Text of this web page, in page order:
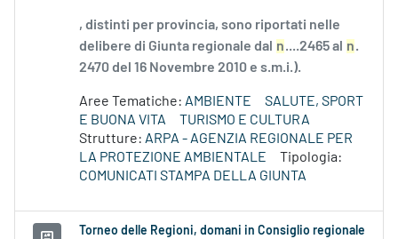
, distinti per provincia, sono riportati nelle
delibere di Giunta regionale dal n....2465 al n.
2470 del 16 Novembre 2010 e s.m.i.).
Aree Tematiche: AMBIENTE
SALUTE, SPORT
E BUONA VITA
TURISMO E CULTURA
Strutture: ARPA - AGENZIA REGIONALE PER
LA PROTEZIONE AMBIENTALE
Tipologia:
COMUNICATI STAMPA DELLA GIUNTA
Torneo delle Regioni, domani in Consiglio regionale